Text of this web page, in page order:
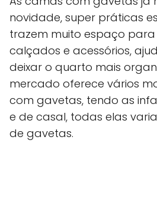
novidade, super práticas
trazem muito espaço
calçados e acessórios,
deixar o quarto mais
mercado oferece vários
com gavetas, tendo as
e de casal, todas elas
de gavetas.